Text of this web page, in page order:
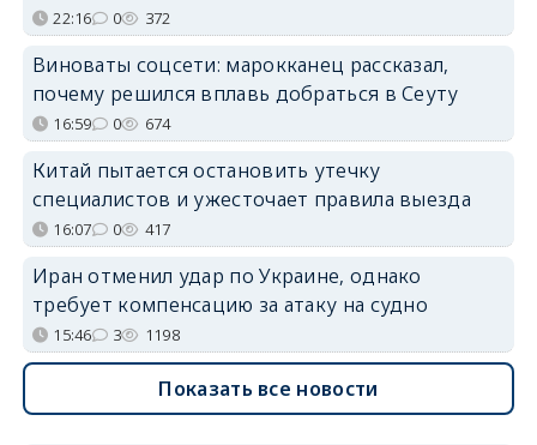
22:16 0 372
Виноваты соцсети: марокканец рассказал,
почему решился вплавь добраться в Сеуту
16:59 0 674
Китай пытается остановить утечку
специалистов и ужесточает правила выезда
16:07 0 417
Иран отменил удар по Украине, однако
требует компенсацию за атаку на судно
15:46 3 1198
Показать все новости